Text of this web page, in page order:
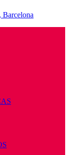
Barcelona